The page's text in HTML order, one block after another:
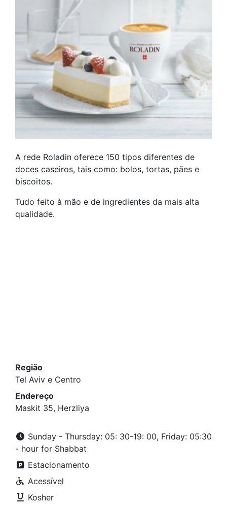
A rede Roladin oferece 150 tipos diferentes de
doces caseiros, tais como: bolos, tortas, pães e
biscoitos.
Tudo feito à mão e de ingredientes da mais alta
qualidade.
Região
Tel Aviv e Centro
Endereço
Maskit 35, Herzliya
Sunday - Thursday: 05: 30-19: 00, Friday: 05:30
- hour for Shabbat
Estacionamento
Acessível
Kosher